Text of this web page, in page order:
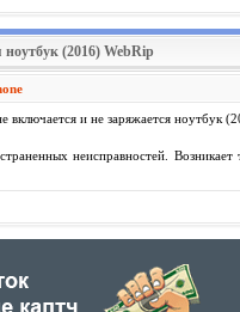
(2016) WebRip
неисправностей. Возникает